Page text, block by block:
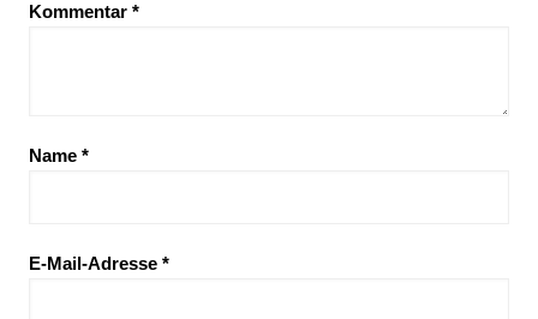
Kommentar *
Name *
E-Mail-Adresse *